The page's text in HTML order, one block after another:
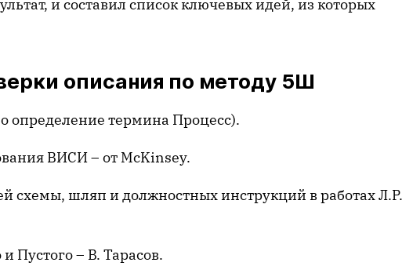
и составил список ключевых идей, из которых
описания по методу 5Ш
определение термина Процесс).
ВИСИ – от McKinsey.
схемы, шляп и должностных инструкций в работах Л.Р.
Пустого – В. Тарасов.